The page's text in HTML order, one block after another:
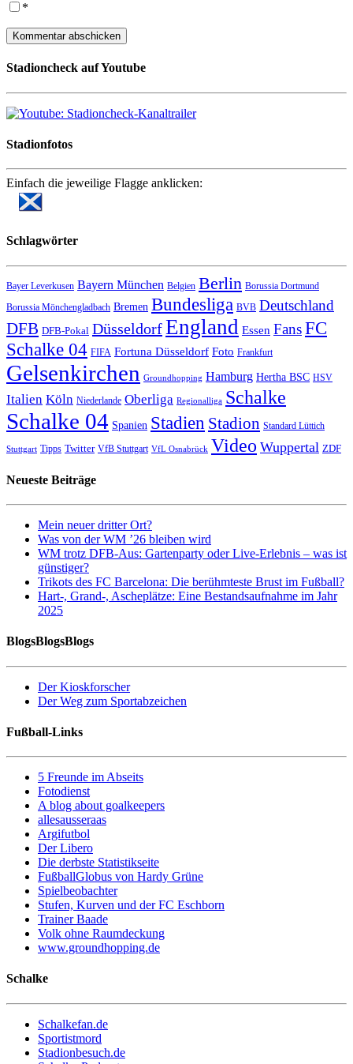
*
Stadioncheck auf Youtube
Stadionfotos
Einfach die jeweilige Flagge anklicken:
Schlagwörter
Bayer Leverkusen Bayern München Belgien Berlin Borussia Dortmund
Borussia Mönchengladbach Bremen Bundesliga BVB Deutschland
DFB DFB-Pokal DüsseldorfEngland Essen FansFC
Schalke 04 FIFA Fortuna Düsseldorf Foto Frankfurt
Gelsenkirchen Groundhopping Hamburg Hertha BSC HSV
Italien Köln Niederlande Oberliga Regionalliga Schalke
Schalke 04 Spanien Stadien Stadion Standard Lüttich
Stuttgart Tipps Twitter VfB Stuttgart VfL Osnabrück Video Wuppertal ZDF
Neueste Beiträge
Mein neuer dritter Ort?
Was von der WM ’26 bleiben wird
WM trotz DFB-Aus: Gartenparty oder Live-Erlebnis – was ist
günstiger?
Trikots des FC Barcelona: Die berühmteste Brust im Fußball?
Hart-, Grand-, Ascheplätze: Eine Bestandsaufnahme im Jahr
2025
BlogsBlogsBlogs
Der Kioskforscher
Der Weg zum Sportabzeichen
Fußball-Links
5 Freunde im Abseits
Fotodienst
A blog about goalkeepers
allesausseraas
Argifutbol
Der Libero
Die derbste Statistikseite
FußballGlobus von Hardy Grüne
Spielbeobachter
Stufen, Kurven und der FC Eschborn
Trainer Baade
Volk ohne Raumdeckung
www.groundhopping.de
Schalke
Schalkefan.de
Sportistmord
Stadionbesuch.de